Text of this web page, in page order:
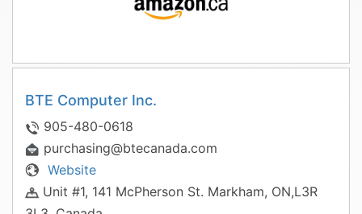
BTE Computer Inc.
905-480-0618
purchasing@btecanada.com
Website
Unit #1, 141 McPherson St. Markham, ON,L3R